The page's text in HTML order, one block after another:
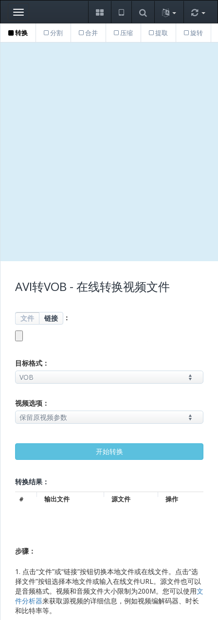
Toggle
navigation
转换 分割 合并 压缩 提取 旋转
AVI转VOB - 在线转换视频文件
文件 链接 ：
目标格式：
视频选项：
转换结果：
# 输出文件 源文件 操作
步骤：
1. 点击“文件”或“链接”按钮切换本地文件或在线文件。点击“选
择文件”按钮选择本地文件或输入在线文件URL。源文件也可以
是音频格式。视频和音频文件大小限制为200M。您可以使用文
件分析器来获取源视频的详细信息，例如视频编解码器、时长
和比特率等。